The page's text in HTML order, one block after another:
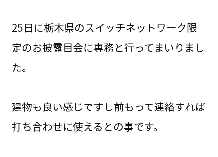
25日に栃木県のスイッチネットワーク限
定のお披露目会に専務と行ってまいりまし
た。
建物も良い感じですし前もって連絡すれば
打ち合わせに使えるとの事です。